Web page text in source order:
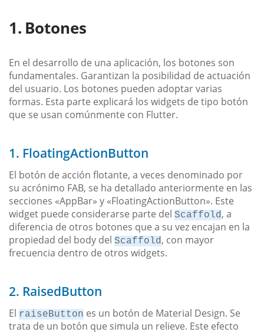
Botones
En el desarrollo de una aplicación, los botones son
fundamentales. Garantizan la posibilidad de actuación
del usuario. Los botones pueden adoptar varias
formas. Esta parte explicará los widgets de tipo botón
que se usan comúnmente con Flutter.
1. FloatingActionButton
El botón de acción flotante, a veces denominado por
su acrónimo FAB, se ha detallado anteriormente en las
secciones «AppBar» y «FloatingActionButton». Este
widget puede considerarse parte del Scaffold, a
diferencia de otros botones que a su vez encajan en la
propiedad del body del Scaffold, con mayor
frecuencia dentro de otros widgets.
2. RaisedButton
El raiseButton es un botón de Material Design. Se
trata de un botón que simula un relieve. Este efecto